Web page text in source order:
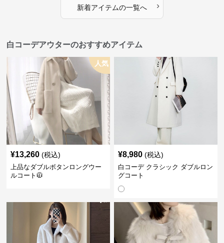
新着アイテムの一覧へ ›
白コーデアウターのおすすめアイテム
人気
¥13,260 (税込)
上品なダブルボタンロングウー
ルコート🧥
¥8,980 (税込)
白コーデ クラシック ダブルロン
グコート